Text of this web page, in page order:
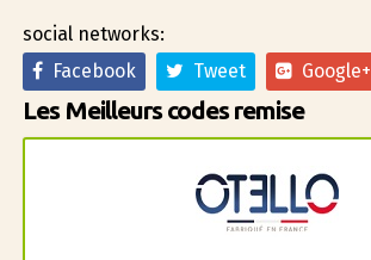
social networks:
Facebook
Tweet Google+
Les Meilleurs codes remise